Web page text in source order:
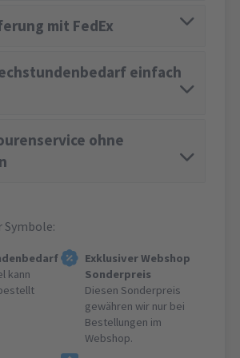
mit FedEx
einfach
ohne
Symbole:
kann
Exklusiver Webshop
Sonderpreis
Diesen Sonderpreis
gewähren wir nur bei
Bestellungen im
Webshop.